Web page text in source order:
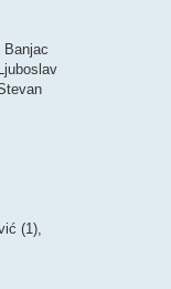
Banjac
(1),